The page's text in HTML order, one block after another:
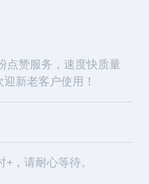
点赞服务，速度快质量
新老客户使用！
，请耐心等待。